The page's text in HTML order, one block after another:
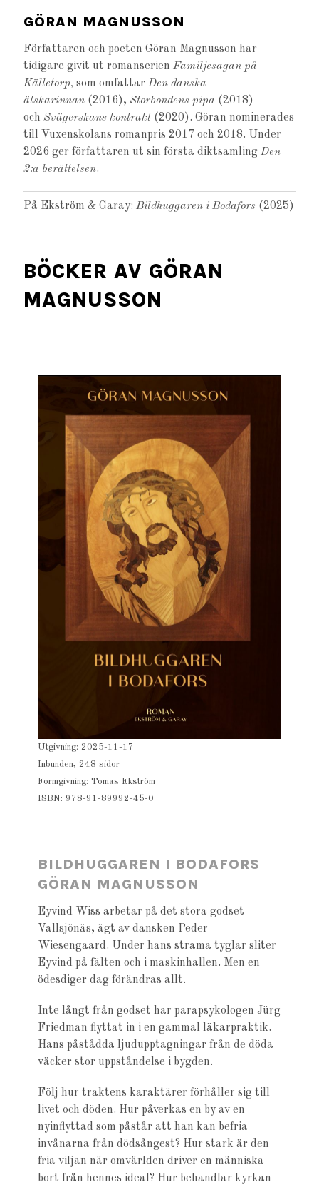
GÖRAN MAGNUSSON
Författaren och poeten Göran Magnusson har
tidigare givit ut romanserienFamiljesagan på
Källetorp, som omfattarDen danska
älskarinnan (2016),Storbondens pipa (2018)
ochSvägerskans kontrakt (2020). Göran nominerades
till Vuxenskolans romanpris 2017 och 2018. Under
2026 ger författaren ut sin första diktsamlingDen
2:a berättelsen.
På Ekström & Garay:Bildhuggaren i Bodafors (2025)
BÖCKER AV GÖRAN
MAGNUSSON
Utgivning: 2025-11-17
Inbunden, 248 sidor
Formgivning: Tomas Ekström
ISBN: 978-91-89992-45-0
BILDHUGGAREN I BODAFORS
GÖRAN MAGNUSSON
Eyvind Wiss arbetar på det stora godset
Vallsjönäs, ägt av dansken Peder
Wiesengaard. Under hans strama tyglar sliter
Eyvind på fälten och i maskinhallen. Men en
ödesdiger dag förändras allt.
Inte långt från godset har parapsykologen Jürg
Friedman flyttat in i en gammal läkarpraktik.
Hans påstådda ljudupptagningar från de döda
väcker stor uppståndelse i bygden.
Följ hur traktens karaktärer förhåller sig till
livet och döden. Hur påverkas en by av en
nyinflyttad som påstår att han kan befria
invånarna från dödsångest? Hur stark är den
fria viljan när omvärlden driver en människa
bort från hennes ideal? Hur behandlar kyrkan